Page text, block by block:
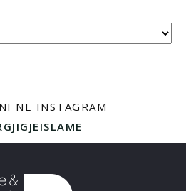
NË INSTAGRAM